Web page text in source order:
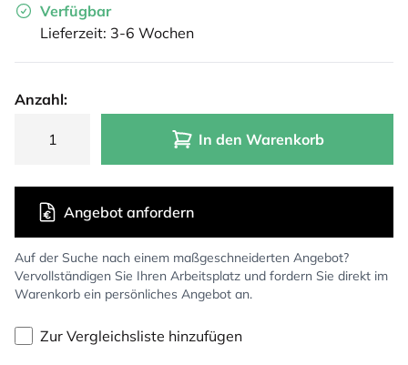
Verfügbar
Lieferzeit: 3-6 Wochen
Anzahl:
In den Warenkorb
Auf der Suche nach einem maßgeschneiderten Angebot?
Vervollständigen Sie Ihren Arbeitsplatz und fordern Sie direkt im
Warenkorb ein persönliches Angebot an.
Angebot anfordern
Zur Vergleichsliste hinzufügen